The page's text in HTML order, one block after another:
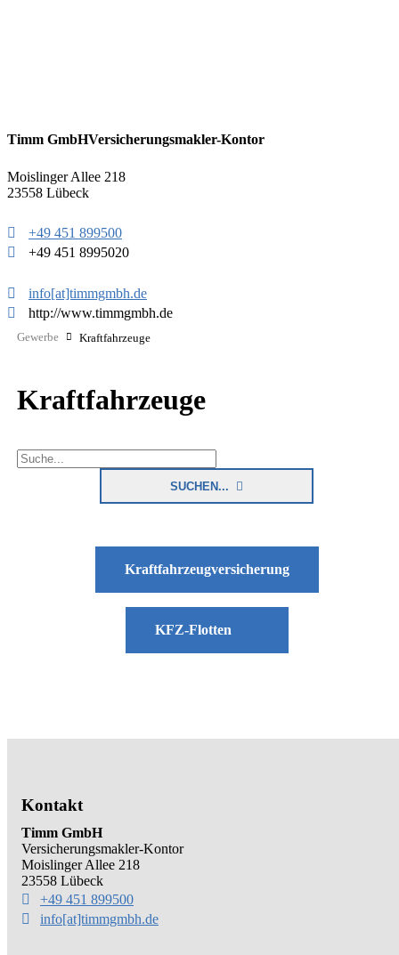
Timm GmbHVersicherungsmakler-Kontor
Moislinger Allee 218
23558 Lübeck
+49 451 899500
+49 451 8995020
info[at]timmgmbh.de
http://www.timmgmbh.de
zurück
Gewerbe Kraftfahrzeuge
Kraftfahrzeuge
SUCHEN...
Kraftfahrzeugversicherung
KFZ-Flotten
Kontakt
Timm GmbH
Versicherungsmakler-Kontor
Moislinger Allee 218
23558 Lübeck
+49 451 899500
info[at]timmgmbh.de